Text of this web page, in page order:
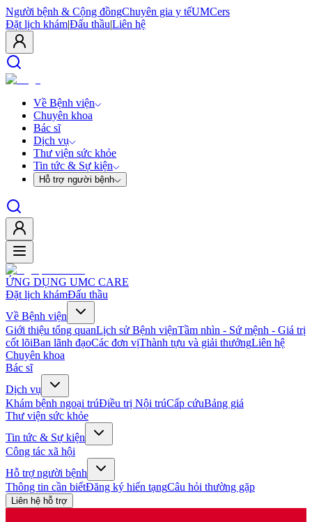
Người bệnh & Cộng đồngChuyên gia y tếUMCers
Đặt lịch khám|Đấu thầu|Liên hệ
Về Bệnh viện
Chuyên khoa
Bác sĩ
Dịch vụ
Thư viện sức khỏe
Tin tức & Sự kiện
Hỗ trợ người bệnh
ỨNG DỤNG UMC CARE
Đặt lịch khámĐấu thầu
Về Bệnh viện
Giới thiệu tổng quanLịch sử Bệnh việnTầm nhìn - Sứ mệnh - Giá trị
cốt lõiBan lãnh đạoCác đơn vịThành tựu và giải thưởngLiên hệ
Chuyên khoa
Bác sĩ
Dịch vụ
Khám bệnh ngoại trúĐiều trị Nội trúCấp cứuBảng giá
Thư viện sức khỏe
Tin tức & Sự kiện
Công tác xã hội
Hỗ trợ người bệnh
Thông tin cần biếtĐăng ký hiến tạngCâu hỏi thường gặp
Liên hệ hỗ trợ